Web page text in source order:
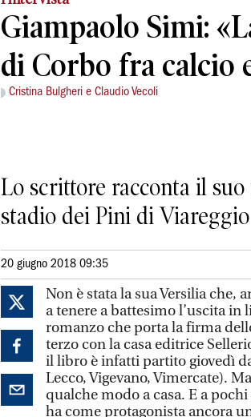
Giampaolo Simi:
di Corbo fra calcio
Cristina Bulgheri e Claudio Vecoli
Lo scrittore racconta il
stadio dei Pini di Viareggio
20 giugno 2018 09:35
Non è stata la sua Versilia che,
a tenere a battesimo l’uscita in
romanzo che porta la firma
terzo con la casa editrice
il libro è infatti partito giovedì
Lecco, Vigevano, Vimercate).
qualche modo a casa. E a
ha come protagonista ancora